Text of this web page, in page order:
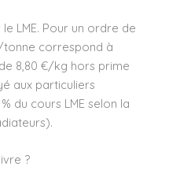
LME. Pour un ordre de
tonne correspond à
8,80 €/kg hors prime
aux particuliers
du cours LME selon la
?